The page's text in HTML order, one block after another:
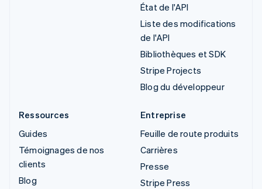
État de l'API
Liste des modifications
de l'API
Bibliothèques et SDK
Stripe Projects
Blog du développeur
Ressources
Guides
Témoignages de nos
clients
Blog
Entreprise
Feuille de route produits
Carrières
Presse
Stripe Press